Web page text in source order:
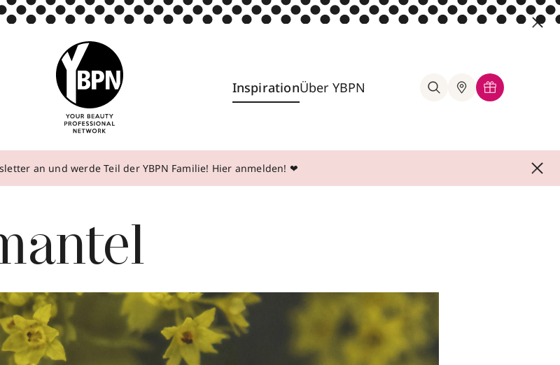
InspirationÜber YBPN
an und werde Teil der YBPN Familie! Hier anmelden! ❤